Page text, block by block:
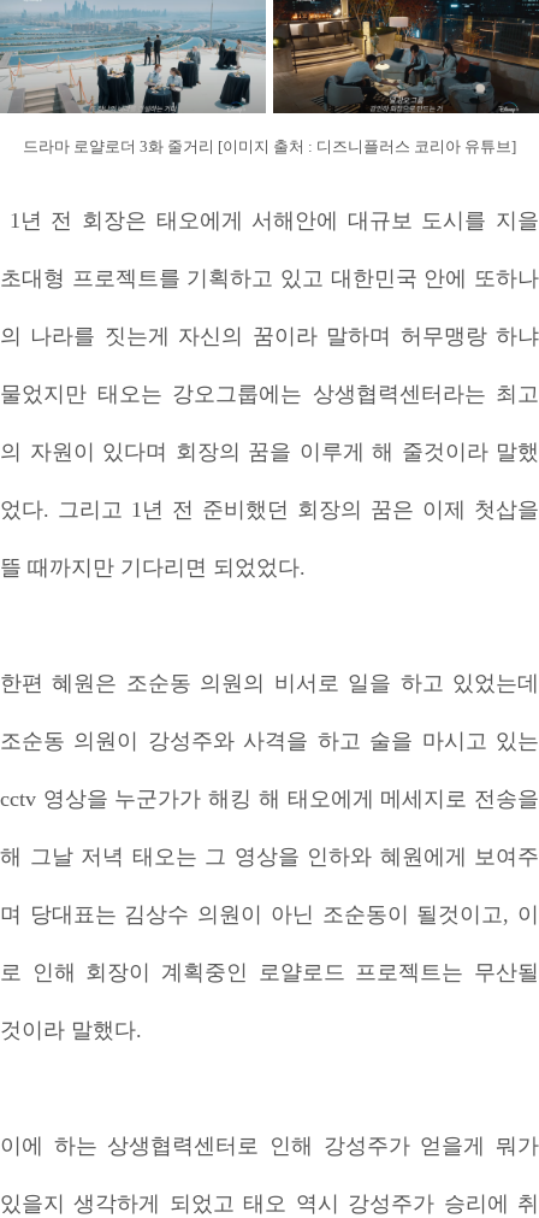
드라마 로얄로더 3화 줄거리 [이미지 출처 : 디즈니플러스 코리아 유튜브]
1년 전 회장은 태오에게 서해안에 대규보 도시를 지을
초대형 프로젝트를 기획하고 있고 대한민국 안에 또하나
의 나라를 짓는게 자신의 꿈이라 말하며 허무맹랑 하냐
물었지만 태오는 강오그룹에는 상생협력센터라는 최고
의 자원이 있다며 회장의 꿈을 이루게 해 줄것이라 말했
었다. 그리고 1년 전 준비했던 회장의 꿈은 이제 첫삽을
뜰 때까지만 기다리면 되었었다.
한편 혜원은 조순동 의원의 비서로 일을 하고 있었는데
조순동 의원이 강성주와 사격을 하고 술을 마시고 있는
cctv 영상을 누군가가 해킹 해 태오에게 메세지로 전송을
해 그날 저녁 태오는 그 영상을 인하와 혜원에게 보여주
며 당대표는 김상수 의원이 아닌 조순동이 될것이고, 이
로 인해 회장이 계획중인 로얄로드 프로젝트는 무산될
것이라 말했다.
이에 하는 상생협력센터로 인해 강성주가 얻을게 뭐가
있을지 생각하게 되었고 태오 역시 강성주가 승리에 취